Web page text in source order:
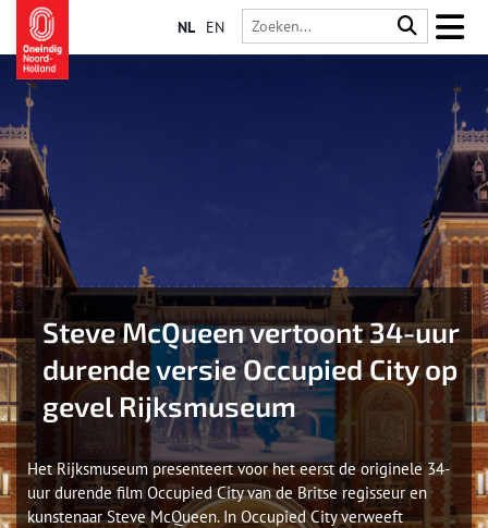
NL EN
‌Steve McQueen vertoont 34-uur
durende versie Occupied City op
gevel Rijksmuseum
Het Rijksmuseum presenteert voor het eerst de originele 34-
uur durende film Occupied City van de Britse regisseur en
kunstenaar Steve McQueen. In Occupied City verweeft